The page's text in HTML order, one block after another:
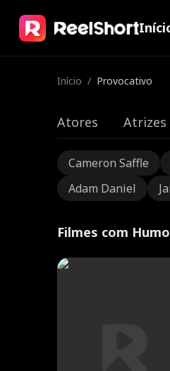
Início / Provocativo
Atores Atrizes
Cameron Saffle
Adam Daniel
Filmes com